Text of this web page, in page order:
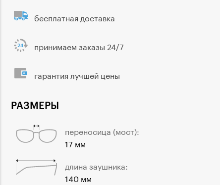
РАЗМЕРЫ
переносица (мост):
17 мм
длина заушника:
140 мм
бесплатная доставка
принимаем заказы 24/7
гарантия лучшей цены